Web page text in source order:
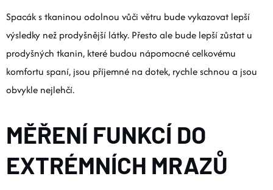
Spacák s tkaninou odolnou vůči větru bude vykazovat lepší
výsledky než prodyšnější látky. Přesto ale bude lepší zůstat u
prodyšných tkanin, které budou nápomocné celkovému
komfortu spaní, jsou příjemné na dotek, rychle schnou a jsou
obvykle nejlehčí.
MĚŘENÍ FUNKCÍ DO
EXTRÉMNÍCH MRAZŮ